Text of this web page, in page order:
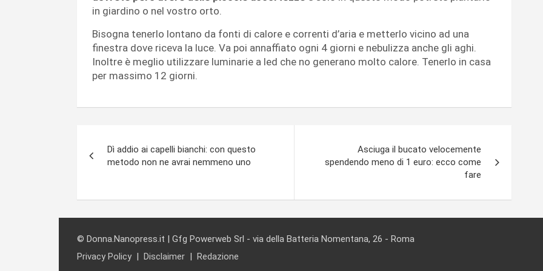
in giardino o nel vostro orto.
Bisogna tenerlo lontano da fonti di calore e correnti d’aria e metterlo vicino ad una
finestra dove riceva la luce. Va poi annaffiato ogni 4 giorni e nebulizza anche gli aghi.
Inoltre è meglio utilizzare luminarie a led che no generano molto calore. Tenerlo in casa
per massimo 12 giorni.
articoli
Dì addio ai capelli bianchi: con questo
metodo non ne avrai nemmeno uno
Asciuga il bucato velocemente
spendendo meno di 1 euro: ecco come
fare
© Donna.Nanopress.it | Gfg Powerweb Srl - via della Batteria Nomentana, 26 - Roma
Privacy Policy
Disclaimer Redazione